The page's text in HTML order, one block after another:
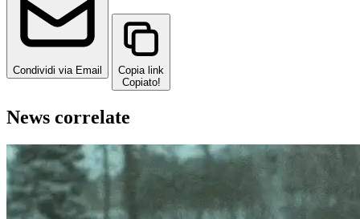
Condividi via Email
Copia link
Copiato!
News correlate